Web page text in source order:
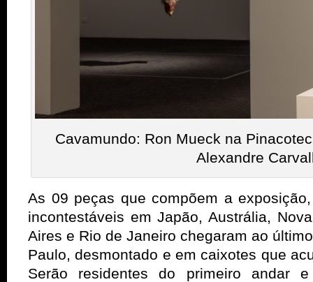
Cavamundo: Ron Mueck na
Alexandre
As 09 peças que compõem a
incontestáveis em Japão, Austrália,
Aires e Rio de Janeiro chegaram ao
Paulo, desmontado e em caixotes que
Serão residentes do primeiro andar